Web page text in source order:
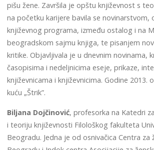
pišu žene. Završila je opštu književnost s
na početku karijere bavila se novinarstvom,
književnog programa, između ostalog i na
beogradskom sajmu knjiga, te pisanjem
kritike. Objavljivala je u dnevnim novinama,
časopisima i nedeljnicima eseje, prikaze,
književnicama i književnicima. Godine 2013.
kuću „Štrik”.
Biljana Dojčinović, profesorka na Katedri
i teoriju književnosti Filološkog fakulteta
Beogradu. Jedna je od osnivačica Centra za